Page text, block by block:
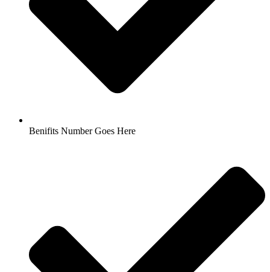
Benifits Number Goes Here